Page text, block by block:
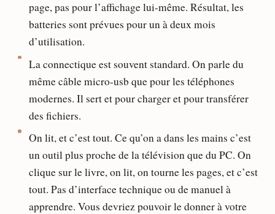
page, pas pour l’affichage lui-même. Résultat, les
batteries sont prévues pour un à deux mois
d’utilisation.
La connectique est souvent standard. On parle du
même câble micro-usb que pour les téléphones
modernes. Il sert et pour charger et pour transférer
des fichiers.
On lit, et c’est tout. Ce qu’on a dans les mains c’est
un outil plus proche de la télévision que du PC. On
clique sur le livre, on lit, on tourne les pages, et c’est
tout. Pas d’interface technique ou de manuel à
apprendre. Vous devriez pouvoir le donner à votre